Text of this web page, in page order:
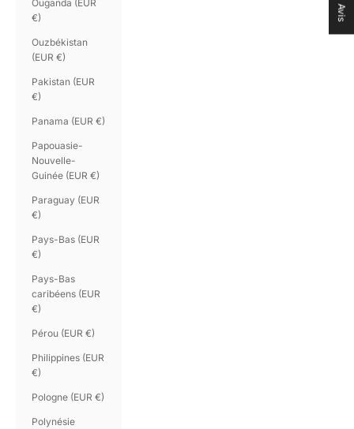
Ouganda (EUR
€)
Ouzbékistan
(EUR €)
Pakistan (EUR
€)
Panama (EUR €)
Papouasie-
Nouvelle-
Guinée (EUR €)
Paraguay (EUR
€)
Pays-Bas (EUR
€)
Pays-Bas
caribéens (EUR
€)
Pérou (EUR €)
Philippines (EUR
€)
Pologne (EUR €)
Polynésie
Avis